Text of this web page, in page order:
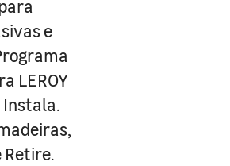
e
LEROY
Instala.
Retire.